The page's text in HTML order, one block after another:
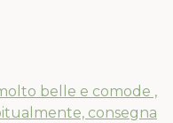
belle e comode ,
consegna
prima della
effettuati